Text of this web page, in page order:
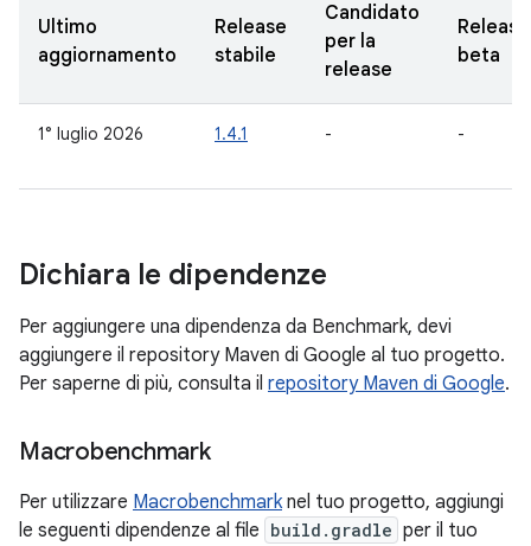
Ultimo
aggiornamento
Release
stabile
Candidato
per la
release
Release
beta
1° luglio 2026 1.4.1 - -
Dichiara le dipendenze
Per aggiungere una dipendenza da Benchmark, devi
aggiungere il repository Maven di Google al tuo progetto.
Per saperne di più, consulta il repository Maven di Google.
Macrobenchmark
Per utilizzare Macrobenchmarknel tuo progetto, aggiungi
le seguenti dipendenze al file build.gradle per il tuo